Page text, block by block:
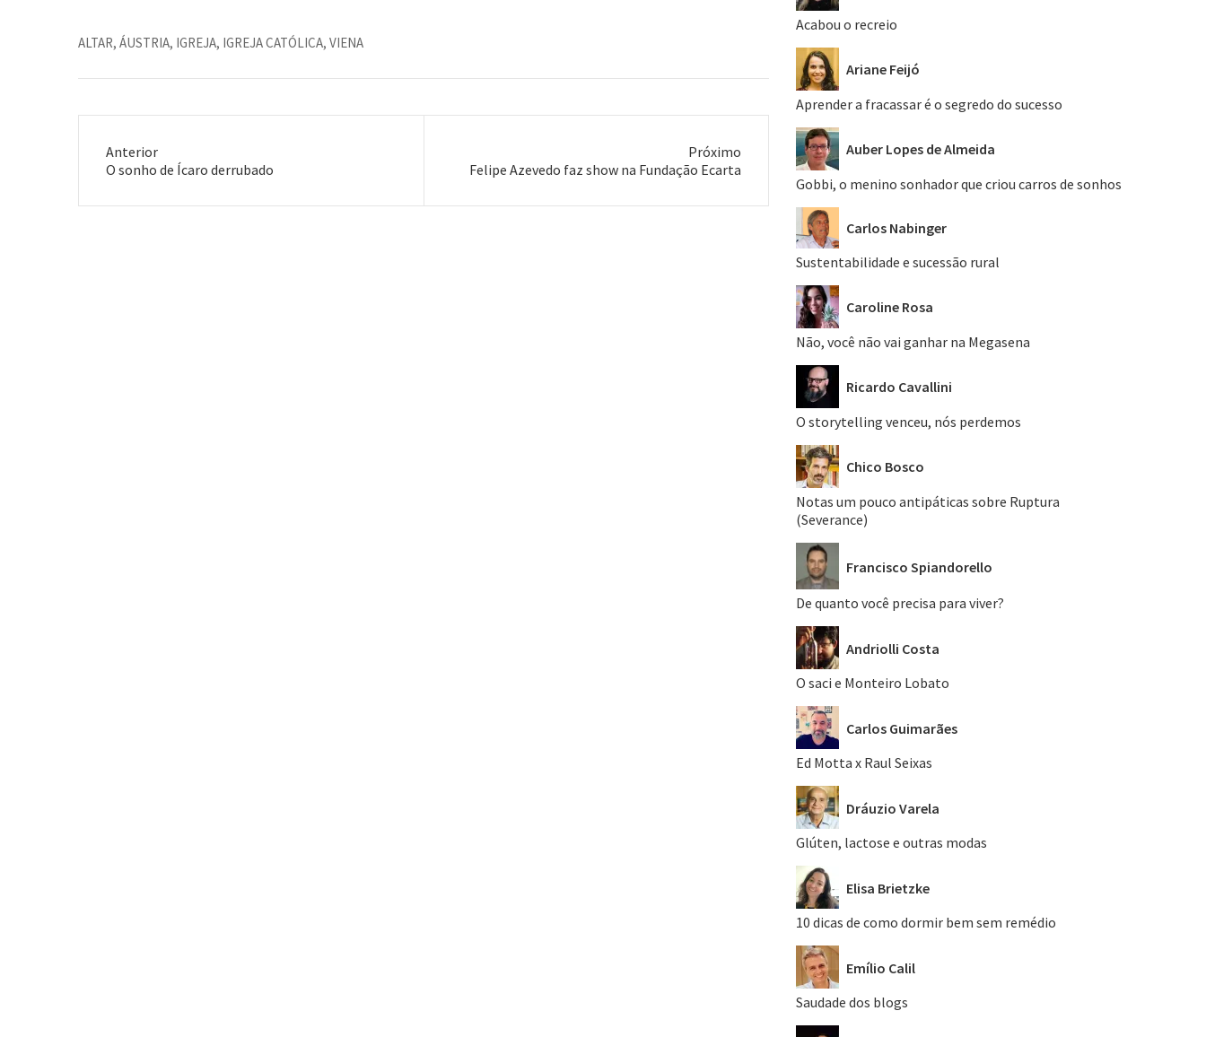
ALTAR, ÁUSTRIA, IGREJA, IGREJA CATÓLICA, VIENA
Anterior
Post
O sonho de Ícaro derrubado
Próximo
Próximo
Felipe Azevedo faz show na Fundação Ecarta
Acabou o recreio
Ariane Feijó
Aprender a fracassar é o segredo do sucesso
Auber Lopes de Almeida
Gobbi, o menino sonhador que criou carros de sonhos
Carlos Nabinger
Sustentabilidade e sucessão rural
Caroline Rosa
Não, você não vai ganhar na Megasena
Ricardo Cavallini
O storytelling venceu, nós perdemos
Chico Bosco
Notas um pouco antipáticas sobre Ruptura
(Severance)
Francisco Spiandorello
De quanto você precisa para viver?
Andriolli Costa
O saci e Monteiro Lobato
Carlos Guimarães
Ed Motta x Raul Seixas
Dráuzio Varela
Glúten, lactose e outras modas
Elisa Brietzke
10 dicas de como dormir bem sem remédio
Emílio Calil
Saudade dos blogs